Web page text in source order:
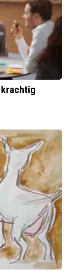
krachtig